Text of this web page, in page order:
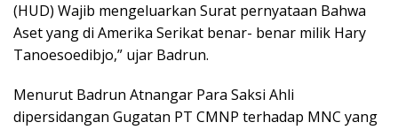
(HUD) Wajib mengeluarkan Surat pernyataan Bahwa
Aset yang di Amerika Serikat benar- benar milik Hary
Tanoesoedibjo,” ujar Badrun.
Menurut Badrun Atnangar Para Saksi Ahli
dipersidangan Gugatan PT CMNP terhadap MNC yang